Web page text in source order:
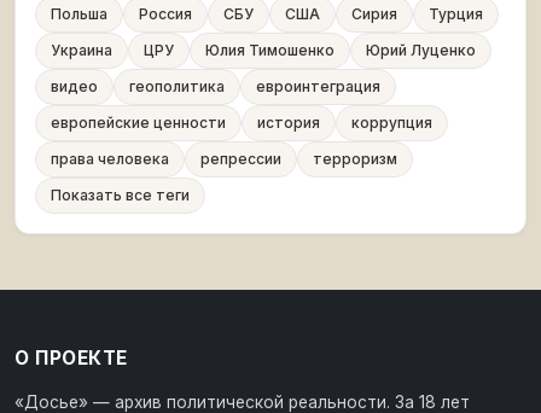
Польша
Россия СБУ США Сирия
Турция
Украина
ЦРУ Юлия Тимошенко
Юрий Луценко
видео
геополитика
евроинтеграция
европейские ценности
история
коррупция
права человека
репрессии
терроризм
Показать все теги
О ПРОЕКТЕ
«Досье» — архив политической реальности. За 18 лет